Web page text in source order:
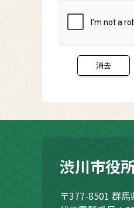
渋川市役
〒377-8501 群馬